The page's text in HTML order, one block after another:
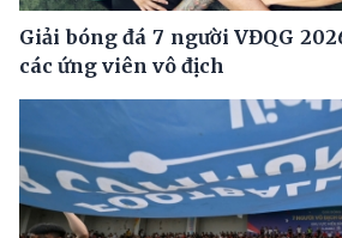
Giải bóng đá 7 người VĐQG
các ứng viên vô địch